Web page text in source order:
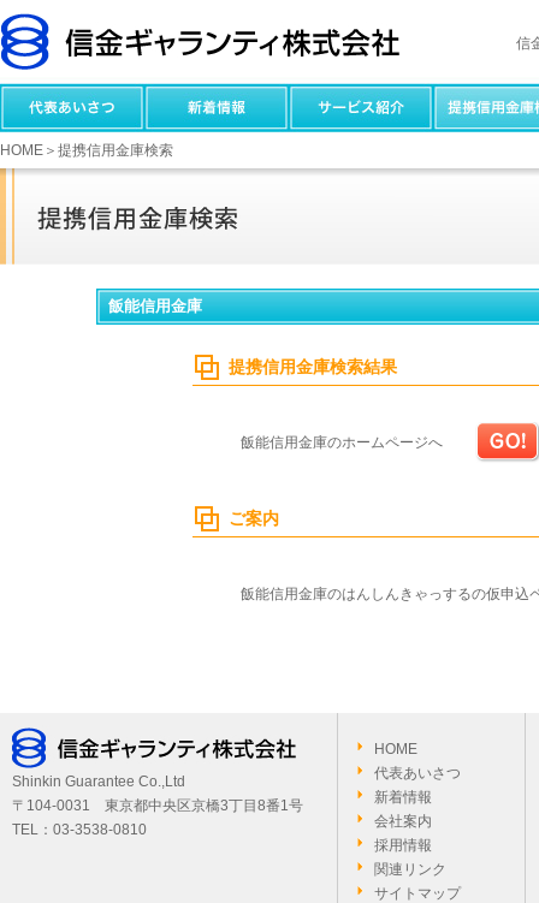
信
HOME ＞提携信用金庫検索
飯能信用金庫
提携信用金庫検索結果
飯能信用金庫のホームページへ
ご案内
飯能信用金庫のはんしんきゃっするの仮
Shinkin Guarantee Co.,Ltd
〒104-0031 東京都中央区京橋3丁目8番1号
TEL：03-3538-0810
HOME
代表あいさつ
新着情報
会社案内
採用情報
関連リンク
サイトマップ